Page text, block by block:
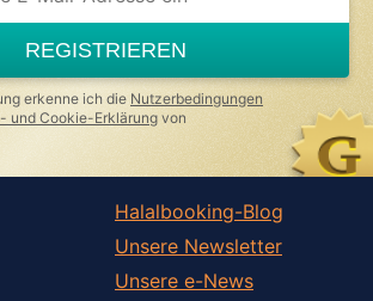
REGISTRIEREN
erkenne ich die Nutzerbedingungen
und Cookie-Erklärung von
Halalbooking-Blog
Unsere Newsletter
Unsere e-News